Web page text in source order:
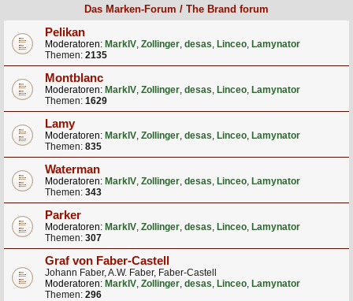
Das Marken-Forum / The Brand forum
Pelikan
Moderatoren: MarkIV, Zollinger, desas, Linceo, Lamynator
Themen: 2135
Montblanc
Moderatoren: MarkIV, Zollinger, desas, Linceo, Lamynator
Themen: 1629
Lamy
Moderatoren: MarkIV, Zollinger, desas, Linceo, Lamynator
Themen: 835
Waterman
Moderatoren: MarkIV, Zollinger, desas, Linceo, Lamynator
Themen: 343
Parker
Moderatoren: MarkIV, Zollinger, desas, Linceo, Lamynator
Themen: 307
Graf von Faber-Castell
Johann Faber, A.W. Faber, Faber-Castell
Moderatoren: MarkIV, Zollinger, desas, Linceo, Lamynator
Themen: 296